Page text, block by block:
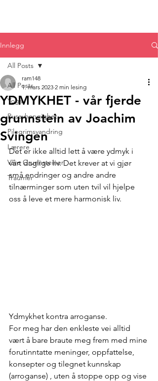
Innlegg
All Posts
Yoga
Rusavhengighet
Pilegrimsvandring
Lærere
Våre Grunnsteiner
Traumer
All Posts
YDMYKHET - vår fjerde
grunnstein av Joachim
Svingen
ram148
1. mars 2023 2 min lesing
Det er ikke alltid lett å være ydmyk i
vårt daglige liv. Det krever at vi gjør
små endringer og andre andre
tilnærminger som uten tvil vil hjelpe
oss å leve et mere harmonisk liv.
Ydmykhet kontra arroganse.
For meg har den enkleste vei alltid
vært å bare braute meg frem med mine
forutinntatte meninger, oppfattelse,
konsepter og tilegnet kunnskap
(arroganse) , uten å stoppe opp og vise